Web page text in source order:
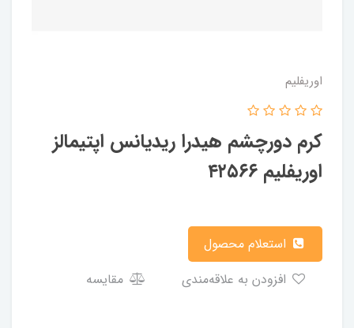
اوریفلیم
کرم دورچشم هیدرا ریدیانس اپتیمالز
اوریفلیم ۴۲۵۶۶
مقایسه